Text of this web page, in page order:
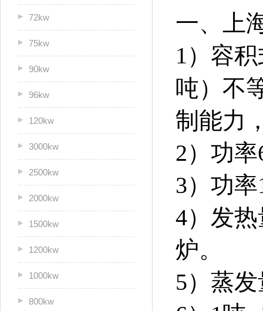
72kw
75kw
90kw
96kw
120kw
3000kw
2500kw
2000kw
1500kw
1200kw
1000kw
800kw
一、上
1）容
吨）不
制能力
2）功
3）功
4）发
炉。
5）蒸